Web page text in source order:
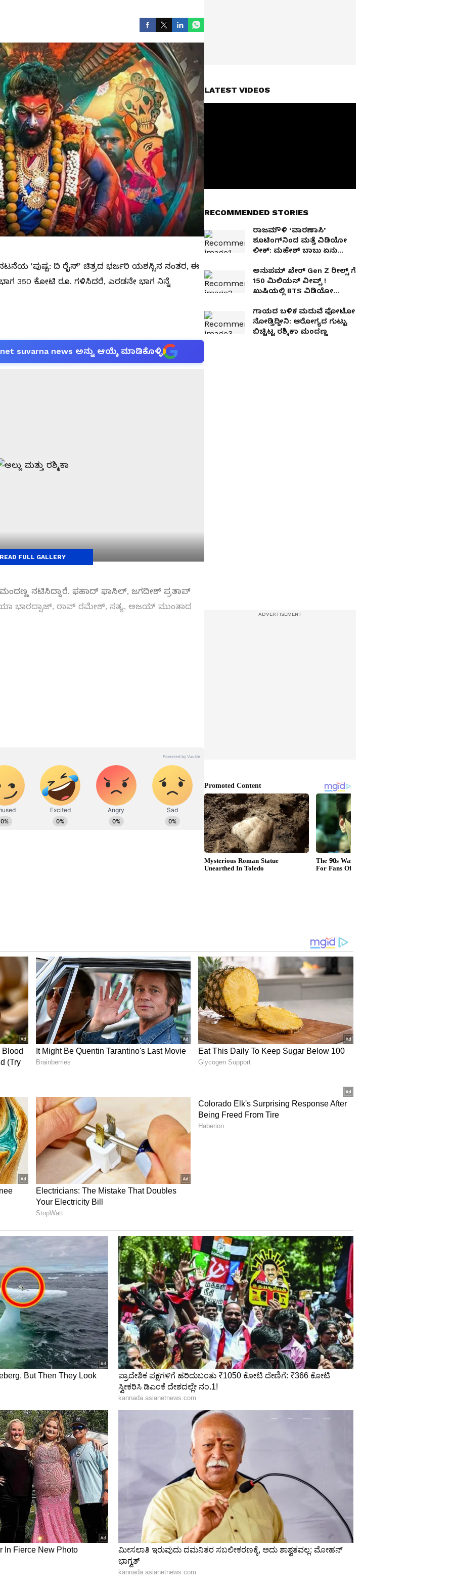
'ಪುಷ್ಪ: ದಿ ರೈಸ್' ಚಿತ್ರದ ಭರ್ಜರಿ ಯಶಸ್ಸಿನ ನಂತರ, ಈ
350 ಕೋಟಿ ರೂ. ಗಳಿಸಿದರೆ, ಎರಡನೇ ಭಾಗ ನಿನ್ನೆ
suvarna news ಅನ್ನು ಆಯ್ಕೆ ಮಾಡಿಕೊಳ್ಳಿ
ಮಂದಣ್ಣ ನಟಿಸಿದ್ದಾರೆ. ಫಹಾದ್ ಫಾಸಿಲ್, ಜಗದೀಶ್ ಪ್ರತಾಪ್
ಭಾರದ್ವಾಜ್, ರಾವ್ ರಮೇಶ್, ಸತ್ಯ, ಅಜಯ್ ಮುಂತಾದ
'ಪುಷ್ಪ 2', ಮಿಶ್ರ ಪ್ರತಿಕ್ರಿಯೆಗಳ ನಡುವೆಯೂ ಗೆದ್ದಿದೆ.
ಕೊಳ್ಳೆ ಹೊಡೆದಿದೆ.
7 ಕೋಟಿ ಗಳಿಸಿದ ಈ ಚಿತ್ರ, ಹಿಂದಿಯಲ್ಲಿ 73 ಕೋಟಿಗೂ
100 ಕೋಟಿ ಗಳಿಸಿದ ಈ ಚಿತ್ರದ ಅಧಿಕೃತ ಕಲೆಕ್ಷನ್ ಬಗ್ಗೆ
FULL GALLERY
LATEST VIDEOS
RECOMMENDED STORIES
ರಾಜಮೌಳಿ ‘ವಾರಣಾಸಿ’
ಶೂಟಿಂಗ್‌ನಿಂದ ಮತ್ತೆ ವಿಡಿಯೋ
ಲೀಕ್: ಮಹೇಶ್ ಬಾಬು ಏನು
ಅನುಪಮ್ ಖೇರ್ Gen Z ರೀಲ್ಸ್ ಗೆ
150 ಮಿಲಿಯನ್ ವೀವ್ಸ್ !
ಖುಷಿಯಲ್ಲಿ BTS ವಿಡಿಯೋ
ಗಾಯದ ಬಳಿಕ ಮದುವೆ ಫೋಟೋ
ನೋಡ್ತಿದ್ದೀನಿ: ಆರೋಗ್ಯದ ಗುಟ್ಟು
ಬಿಚ್ಚಿಟ್ಟ ರಶ್ಮಿಕಾ ಮಂದಣ್ಣ